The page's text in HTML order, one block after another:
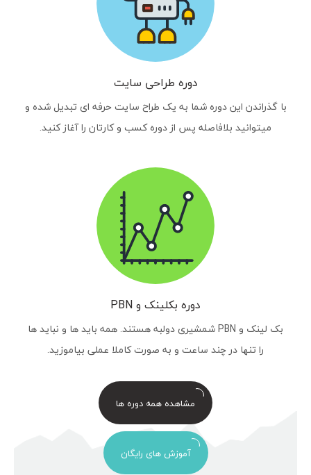
دوره طراحی سایت
با گذراندن این دوره شما به یک طراح سایت حرفه ای تبدیل شده و
میتوانید بلافاصله پس از دوره کسب و کارتان را آغاز کنید.
دوره بکلینک و PBN
بک لینک و PBN شمشیری دولبه هستند. همه باید ها و نباید ها
را تنها در چند ساعت و به صورت کاملا عملی بیاموزید.
مشاهده همه دوره ها
آموزش های رایگان